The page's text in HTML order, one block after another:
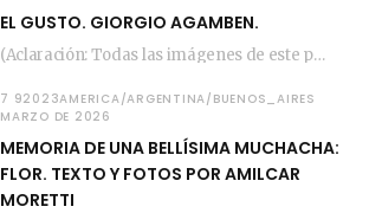
EL GUSTO. GIORGIO AGAMBEN.
(Aclaración: Todas las imágenes de este posteo fueron tomadas de Bloghemia.com, y todos los…
7 92023AMERICA/ARGENTINA/BUENOS_AIRES
MARZO DE 2026
MEMORIA DE UNA BELLÍSIMA MUCHACHA:
FLOR. TEXTO Y FOTOS POR AMILCAR
MORETTI